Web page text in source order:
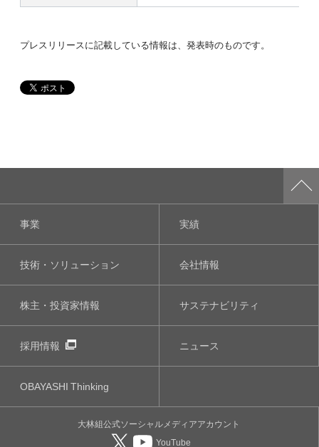
プレスリリースに記載している情報は、発表時のものです。
事業 実績
技術・ソリューション 会社情報
株主・投資家情報 サステナビリティ
採用情報 ニュース
OBAYASHIThinking
大林組公式ソーシャルメディアアカウント
YouTube